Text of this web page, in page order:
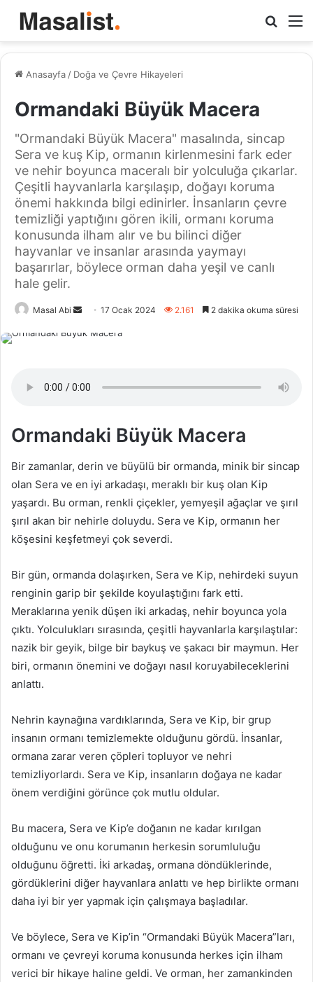
Arama
yap
Anasayfa / Doğa ve Çevre Hikayeleri
Ormandaki Büyük Macera
"Ormandaki Büyük Macera" masalında, sincap
Sera ve kuş Kip, ormanın kirlenmesini fark eder
ve nehir boyunca maceralı bir yolculuğa çıkarlar.
Çeşitli hayvanlarla karşılaşıp, doğayı koruma
önemi hakkında bilgi edinirler. İnsanların çevre
temizliği yaptığını gören ikili, ormanı koruma
konusunda ilham alır ve bu bilinci diğer
hayvanlar ve insanlar arasında yaymayı
başarırlar, böylece orman daha yeşil ve canlı
hale gelir.
Masal Abi
Bir
17 Ocak 2024 2.161 2 dakika okuma süresi
Ormandaki Büyük Macera
Bir zamanlar, derin ve büyülü bir ormanda, minik bir sincap
olan Sera ve en iyi arkadaşı, meraklı bir kuş olan Kip
yaşardı. Bu orman, renkli çiçekler, yemyeşil ağaçlar ve şırıl
şırıl akan bir nehirle doluydu. Sera ve Kip, ormanın her
köşesini keşfetmeyi çok severdi.
Bir gün, ormanda dolaşırken, Sera ve Kip, nehirdeki suyun
renginin garip bir şekilde koyulaştığını fark etti.
Meraklarına yenik düşen iki arkadaş, nehir boyunca yola
çıktı. Yolculukları sırasında, çeşitli hayvanlarla karşılaştılar:
nazik bir geyik, bilge bir baykuş ve şakacı bir maymun. Her
biri, ormanın önemini ve doğayı nasıl koruyabileceklerini
anlattı.
Nehrin kaynağına vardıklarında, Sera ve Kip, bir grup
insanın ormanı temizlemekte olduğunu gördü. İnsanlar,
ormana zarar veren çöpleri topluyor ve nehri
temizliyorlardı. Sera ve Kip, insanların doğaya ne kadar
önem verdiğini görünce çok mutlu oldular.
Bu macera, Sera ve Kip’e doğanın ne kadar kırılgan
olduğunu ve onu korumanın herkesin sorumluluğu
olduğunu öğretti. İki arkadaş, ormana döndüklerinde,
gördüklerini diğer hayvanlara anlattı ve hep birlikte ormanı
daha iyi bir yer yapmak için çalışmaya başladılar.
Ve böylece, Sera ve Kip’in “Ormandaki Büyük Macera”ları,
ormanı ve çevreyi koruma konusunda herkes için ilham
verici bir hikaye haline geldi. Ve orman, her zamankinden